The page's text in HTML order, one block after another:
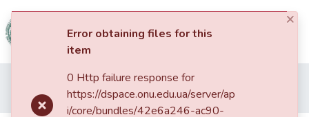
Communities
Collections
Наукові видання ОНУ імені І. І. Мечникова
Філологічні студії
×
Error obtaining files for this
item
0 Http failure response for
https://dspace.onu.edu.ua/server/ap
i/core/bundles/42e6a246-ac90-